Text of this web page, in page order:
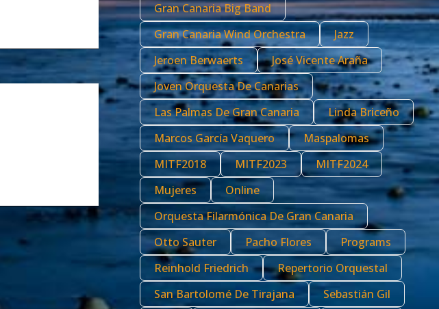
Gran Canaria Big Band
Gran Canaria Wind Orchestra
Jazz
Jeroen Berwaerts
José Vicente Araña
Joven Orquesta De Canarias
Las Palmas De Gran Canaria
Linda Briceño
Marcos García Vaquero
Maspalomas
MITF2018
MITF2023
MITF2024
Mujeres
Online
Orquesta Filarmónica De Gran Canaria
Otto Sauter
Pacho Flores
Programs
Reinhold Friedrich
Repertorio Orquestal
San Bartolomé De Tirajana
Sebastián Gil